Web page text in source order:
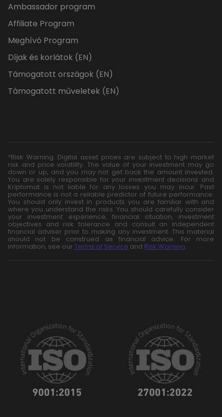
Ambassador program
Affiliate Program
Meghívó Program
Díjak és korlátok (EN)
Támogatott országok (EN)
Támogatott műveletek (EN)
*Risk Warning: Digital asset prices are subject to high market
risk and price volatility. The value of your investment may go
down or up, and you may not get back the amount invested.
You are solely responsible for your investment decisions and
Kriptomat is not liable for any losses you may incur. Past
performance is not a reliable predictor of future performance.
You should only invest in products you are familiar with and
where you understand the risks. You should carefully consider
your investment experience, financial situation, investment
objectives and risk tolerance and consult an independent
financial adviser prior to making any investment. This material
should not be construed as financial advice. For more
information, see our Terms of Service and Risk Warning.